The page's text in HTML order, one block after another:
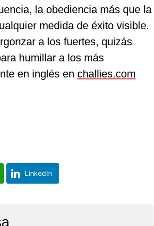
la obediencia más que la
medida de éxito visible.
a los fuertes, quizás
humillar a los más
en inglés en challies.com
LinkedIn